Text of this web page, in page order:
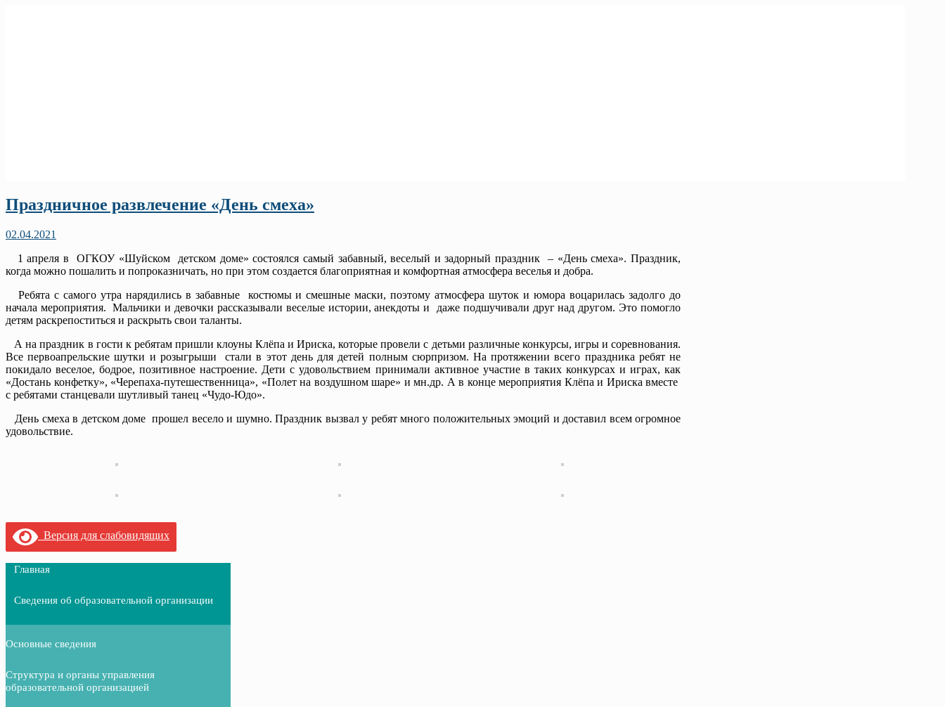
Праздничное развлечение «День смеха»
02.04.2021
1 апреля в ОГКОУ «Шуйском детском доме» состоялся самый забавный, веселый и задорный праздник – «День смеха». Праздник,
когда можно пошалить и попроказничать, но при этом создается благоприятная и комфортная атмосфера веселья и добра.
Ребята с самого утра нарядились в забавные костюмы и смешные маски, поэтому атмосфера шуток и юмора воцарилась задолго до
начала мероприятия. Мальчики и девочки рассказывали веселые истории, анекдоты и даже подшучивали друг над другом. Это помогло
детям раскрепоститься и раскрыть свои таланты.
А на праздник в гости к ребятам пришли клоуны Клёпа и Ириска, которые провели с детьми различные конкурсы, игры и соревнования.
Все первоапрельские шутки и розыгрыши стали в этот день для детей полным сюрпризом. На протяжении всего праздника ребят не
покидало веселое, бодрое, позитивное настроение. Дети с удовольствием принимали активное участие в таких конкурсах и играх, как
«Достань конфетку», «Черепаха-путешественница», «Полет на воздушном шаре» и мн.др. А в конце мероприятия Клёпа и Ириска вместе
с ребятами станцевали шутливый танец «Чудо-Юдо».
День смеха в детском доме прошел весело и шумно. Праздник вызвал у ребят много положительных эмоций и доставил всем огромное
удовольствие.
Версия для слабовидящих
Главная
Сведения об образовательной организации
Основные сведения
Структура и органы управления
образовательной организацией